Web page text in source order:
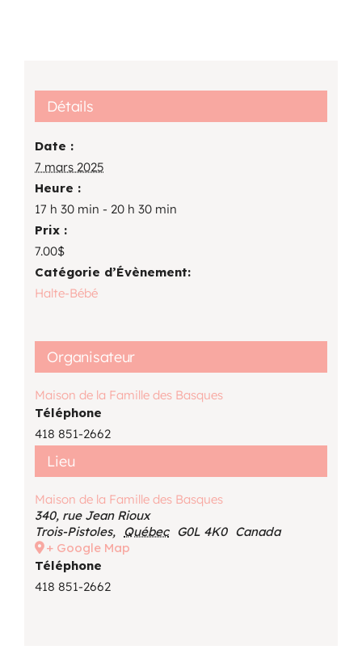
Détails
Date :
7 mars 2025
Heure :
17 h 30 min - 20 h 30 min
Prix :
7.00$
Catégorie d’Évènement:
Halte-Bébé
Lieu
Maison de la Famille des Basques
340, rue Jean Rioux
Trois-Pistoles, Québec G0L 4K0 Canada
+ Google Map
Téléphone
418 851-2662
Organisateur
Maison de la Famille des Basques
Téléphone
418 851-2662